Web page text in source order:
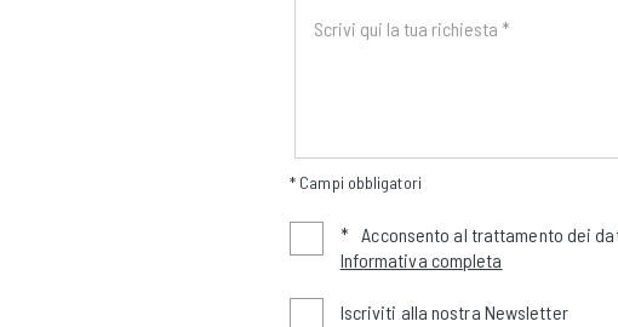
* Campi obbligatori
* Acconsento al trattamento dei
Informativa completa
Iscriviti alla nostra Newsletter